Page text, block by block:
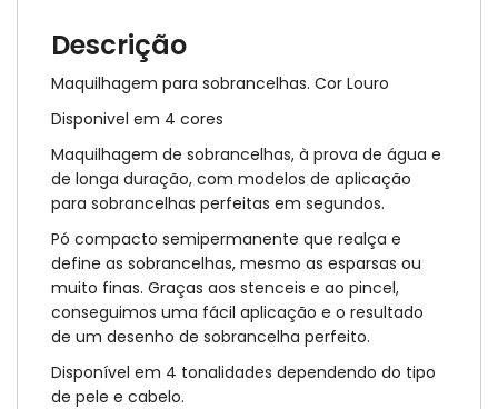
Descrição
Maquilhagem para sobrancelhas. Cor Louro
Disponivel em 4 cores
Maquilhagem de sobrancelhas, à prova de água e
de longa duração, com modelos de aplicação
para sobrancelhas perfeitas em segundos.
Pó compacto semipermanente que realça e
define as sobrancelhas, mesmo as esparsas ou
muito finas. Graças aos stenceis e ao pincel,
conseguimos uma fácil aplicação e o resultado
de um desenho de sobrancelha perfeito.
Disponível em 4 tonalidades dependendo do tipo
de pele e cabelo.